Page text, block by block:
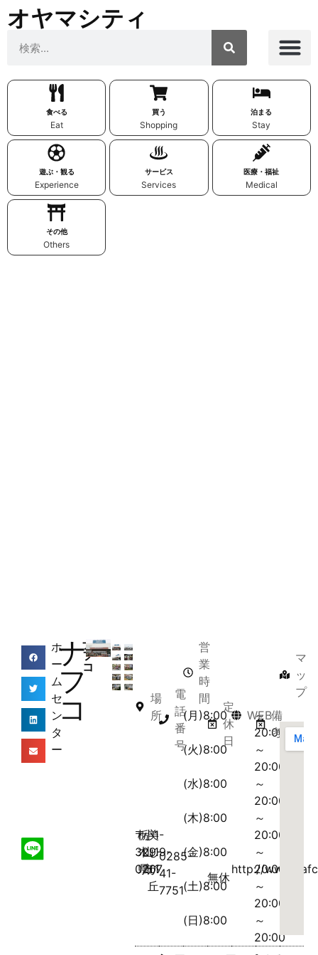
オヤマシティ
食べる
Eat
買う
Shopping
泊まる
Stay
遊ぶ・観る
Experience
サービス
Services
医療・福祉
Medical
その他
Others
ホ
ー
ム
セ
ン
タ
ー
ナ
フ
コ
ナ
フ
コ
場
所
〒
329-
0207
栃
木
県
小
山
市
美
し
が
丘
1-
19-
1
電
話
番
号
0285-
41-
7751
営
業
時
間
(月)8:00
～
20:00
(火)8:00
～
20:00
(水)8:00
～
20:00
(木)8:00
～
20:00
(金)8:00
～
20:00
(土)8:00
～
20:00
(日)8:00
～
20:00
定
休
日
無休
WEB
http://
備
考
マ
ッ
プ